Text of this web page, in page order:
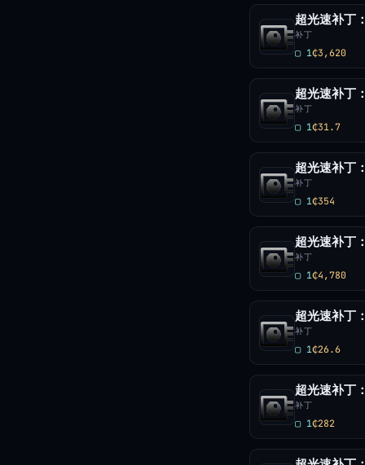
补丁
▢ 1₵3,620
补丁
▢ 1₵31.7
补丁
▢ 1₵354
补丁
▢ 1₵4,780
补丁
▢ 1₵26.6
补丁
▢ 1₵282